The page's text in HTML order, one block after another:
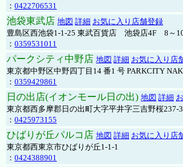
： 0422706531
池袋東武店 地図 詳細 お気に入り店舗登録
豊島区西池袋1-1-25 東武百貨店 池袋店4F 8～
： 0359531011
パークシティ中野店 地図 詳細 お気に入り店
東京都中野区中野四丁目14 番1 号 PARKCITY
： 0359429861
日の出店(イオンモール日の出) 地図 詳細
東京都西多摩郡日の出町大字平井字三吉野桜237-3
： 0425973155
ひばりが丘パルコ店 地図 詳細 お気に入り店
東京都西東京市ひばりが丘1-1-1
： 0424388901